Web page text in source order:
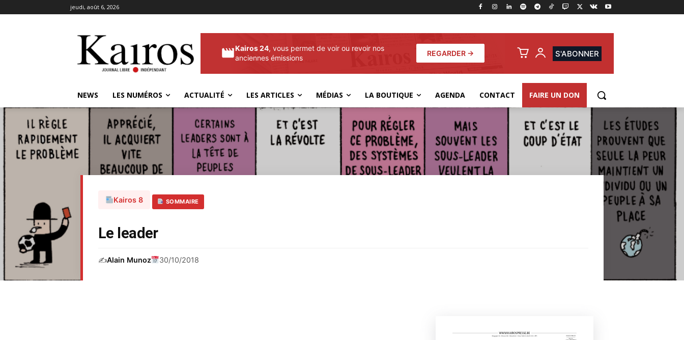
jeudi, août 6, 2026
Kairos 24, vous permet de voir ou revoir nos
anciennes émissions
REGARDER → S'ABONNER
NEWS LES NUMÉROS ACTUALITÉ LES ARTICLES MÉDIAS LA BOUTIQUE AGENDA CONTACT FAIRE UN DON
Kairos 8 SOMMAIRE
Le leader
✍️Alain Munoz 30/10/2018